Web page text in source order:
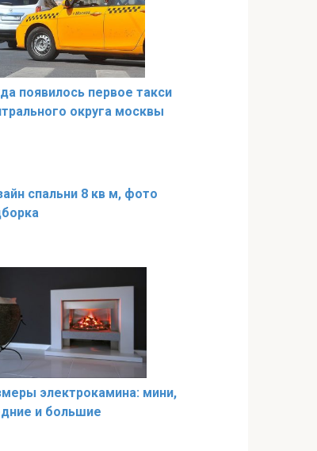
появилось первое такси
округа москвы
спальни 8 кв м, фото
электрокамина: мини,
и большие